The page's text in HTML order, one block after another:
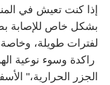
إذا كنت تعيش في
بشكل خاص للإصابة
لفترات طويلة،
راكدة وسوء نوعية
الجزر الحرارية،"